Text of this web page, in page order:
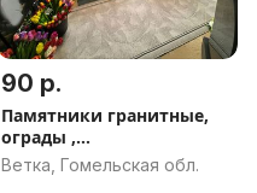
90 р.
Памятники гранитные,
ограды ,
благоустройства,
рассрочка
Ветка, Гомельская обл.